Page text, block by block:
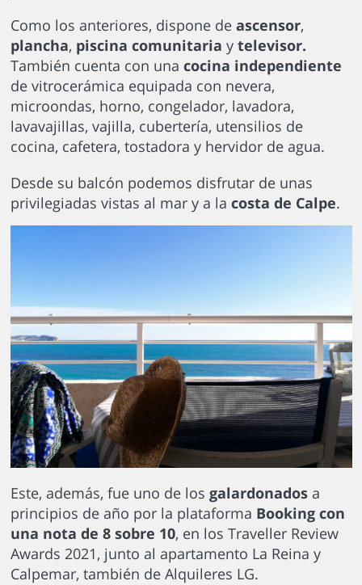
Como los anteriores, dispone de ascensor,
plancha, piscina comunitaria y televisor.
También cuenta con una cocina independiente
de vitrocerámica equipada con nevera,
microondas, horno, congelador, lavadora,
lavavajillas, vajilla, cubertería, utensilios de
cocina, cafetera, tostadora y hervidor de agua.
Desde su balcón podemos disfrutar de unas
privilegiadas vistas al mar y a la costa de Calpe.
Este, además, fue uno de los galardonados a
principios de año por la plataforma Booking con
una nota de 8 sobre 10, en los Traveller Review
Awards 2021, junto al apartamento La Reina y
Calpemar, también de Alquileres LG.